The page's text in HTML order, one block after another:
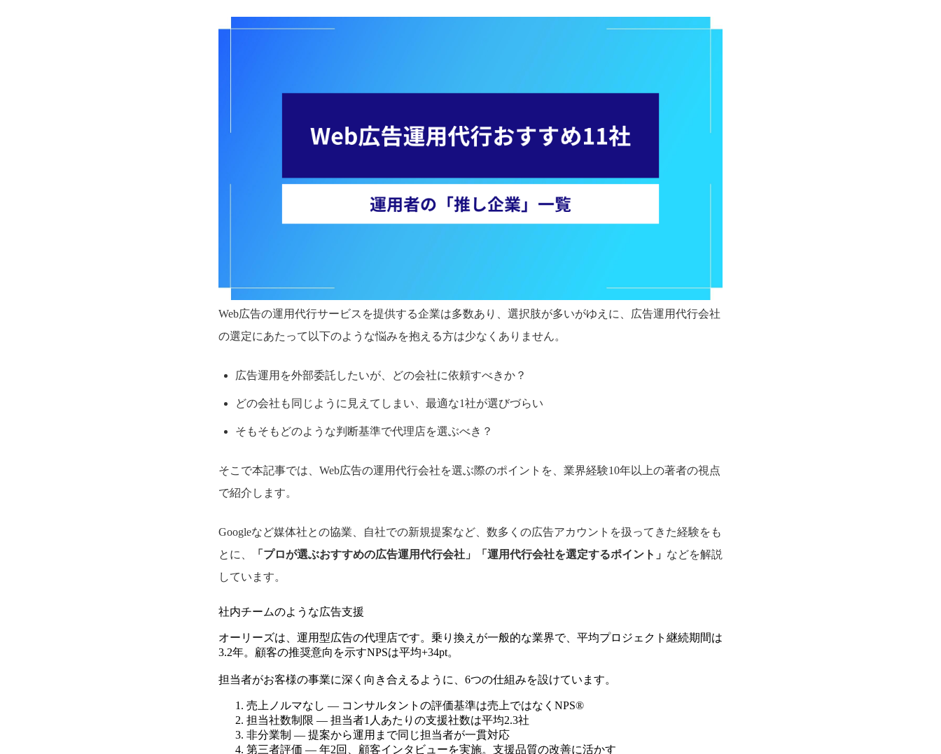
Web広告の運用代行サービスを提供する企業は多数あり、選択肢が多いがゆえに、広告運用代行会社
の選定にあたって以下のような悩みを抱える方は少なくありません。
広告運用を外部委託したいが、どの会社に依頼すべきか？
どの会社も同じように見えてしまい、最適な1社が選びづらい
そもそもどのような判断基準で代理店を選ぶべき？
そこで本記事では、Web広告の運用代行会社を選ぶ際のポイントを、業界経験10年以上の著者の視点
で紹介します。
Googleなど媒体社との協業、自社での新規提案など、数多くの広告アカウントを扱ってきた経験をも
とに、
「プロが選ぶおすすめの広告運用代行会社」「運用代行会社を選定するポイント」 などを解説
しています。
社内チームのような広告支援
オーリーズは、運用型広告の代理店です。乗り換えが一般的な業界で、平均プロジェクト継続期間は
3.2年。顧客の推奨意向を示すNPSは平均+34pt。
担当者がお客様の事業に深く向き合えるように、6つの仕組みを設けています。
売上ノルマなし — コンサルタントの評価基準は売上ではなくNPS®
担当社数制限 — 担当者1人あたりの支援社数は平均2.3社
非分業制 — 提案から運用まで同じ担当者が一貫対応
第三者評価 — 年2回、顧客インタビューを実施。支援品質の改善に活かす